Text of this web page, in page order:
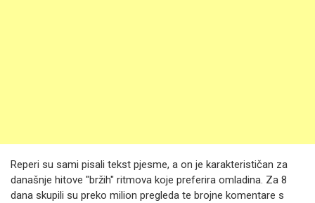
Reperi su sami pisali tekst pjesme, a on je karakterističan za
današnje hitove "bržih" ritmova koje preferira omladina. Za 8
dana skupili su preko milion pregleda te brojne komentare s